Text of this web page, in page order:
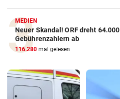
MEDIEN
Neuer Skandal! ORF dreht 64.000
Gebührenzahlern ab
116.280 mal gelesen